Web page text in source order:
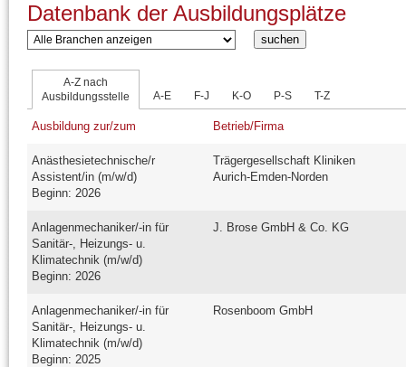
Datenbank der Ausbildungsplätze
A-Z nach
Ausbildungsstelle
A-E F-J K-O P-S T-Z
Ausbildung zur/zum Betrieb/Firma
Anästhesietechnische/r
Assistent/in (m/w/d)
Beginn: 2026
Trägergesellschaft Kliniken
Aurich-Emden-Norden
Anlagenmechaniker/-in für
Sanitär-, Heizungs- u.
Klimatechnik (m/w/d)
Beginn: 2026
J. Brose GmbH & Co. KG
Anlagenmechaniker/-in für
Sanitär-, Heizungs- u.
Klimatechnik (m/w/d)
Beginn: 2025
Rosenboom GmbH